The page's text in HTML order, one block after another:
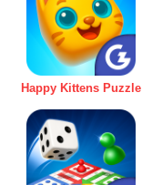
Happy Kittens Puzzle